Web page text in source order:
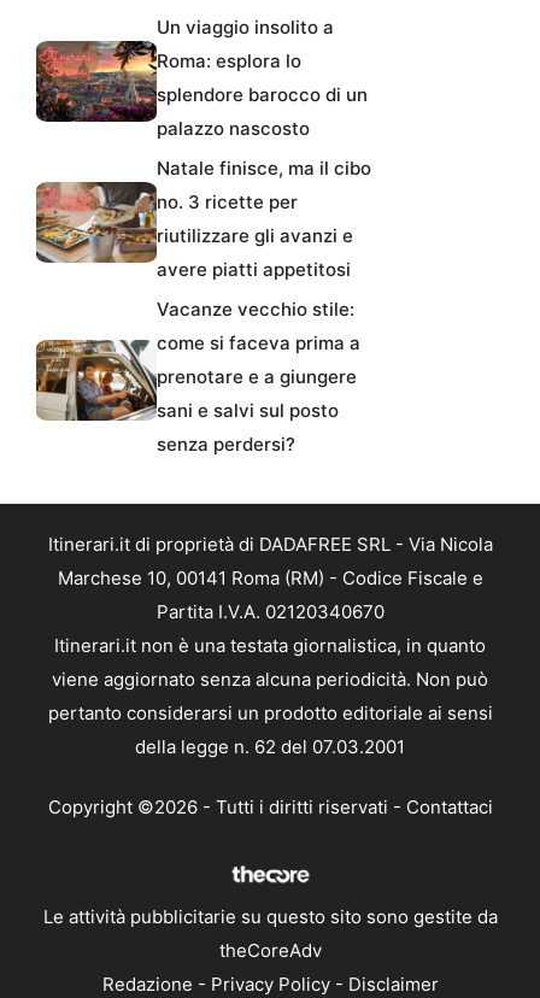
Un viaggio insolito a
Roma: esplora lo
splendore barocco di un
palazzo nascosto
Natale finisce, ma il cibo
no. 3 ricette per
riutilizzare gli avanzi e
avere piatti appetitosi
Vacanze vecchio stile:
come si faceva prima a
prenotare e a giungere
sani e salvi sul posto
senza perdersi?
Itinerari.it di proprietà di DADAFREE SRL - Via Nicola
Marchese 10, 00141 Roma (RM) - Codice Fiscale e
Partita I.V.A. 02120340670
Itinerari.it non è una testata giornalistica, in quanto
viene aggiornato senza alcuna periodicità. Non può
pertanto considerarsi un prodotto editoriale ai sensi
della legge n. 62 del 07.03.2001
Copyright ©2026 - Tutti i diritti riservati - Contattaci
Le attività pubblicitarie su questo sito sono gestite da
theCoreAdv
Redazione - Privacy Policy- Disclaimer